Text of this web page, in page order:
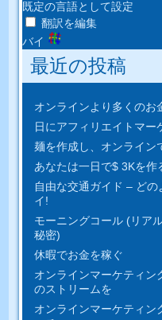
既定の言語として設定
翻訳を編集
バイ
最近の投稿
オンラインより多くのお
日にアフィリエイトマー
麺を作成し、オンライン
あなたは一日で$ 3Kを作
自由な交通ガイド – ど
イ!
モーニングコール (リア
秘密)
休暇でお金を稼ぐ
オンラインマーケティン
のストリームを
オンラインマーケティン